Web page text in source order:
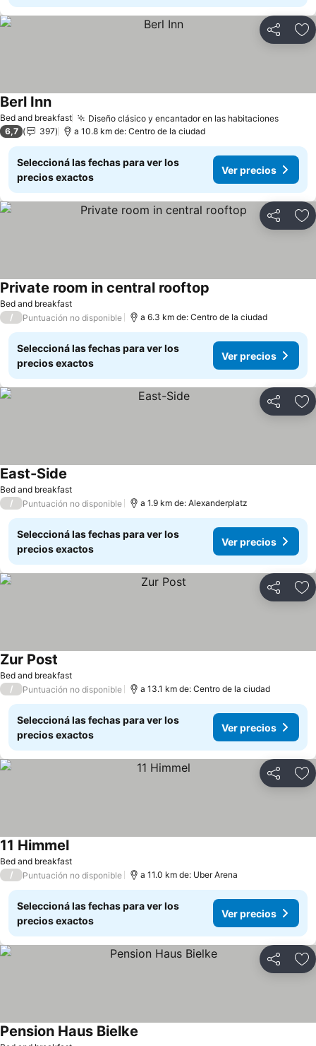
Compartir
Bed and breakfast Diseño clásico y encantador en las habitacionesVer
Berl InnVer precios
6,7 397 a 10.8 km de: Centro de la ciudad
Seleccioná las fechas para ver los
precios exactos
Ver precios
Compartir
Bed and breakfast
Private room in central rooftop
/ Puntuación no disponible a 6.3 km de: Centro de la ciudad
Seleccioná las fechas para ver los
precios exactos
Ver precios
Compartir
Bed and breakfast
East-Side
/ Puntuación no disponible a 1.9 km de: Alexanderplatz
Seleccioná las fechas para ver los
precios exactos
Ver precios
Compartir
Bed and breakfast
Zur Post
/ Puntuación no disponible a 13.1 km de: Centro de la ciudad
Seleccioná las fechas para ver los
precios exactos
Ver precios
Compartir
Bed and breakfast
11 HimmelVer precios
/ Puntuación no disponible a 11.0 km de: Uber Arena
Seleccioná las fechas para ver los
precios exactos
Ver precios
Compartir
Pension Haus Bielke